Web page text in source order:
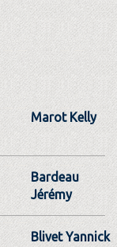
Marot Kelly
Bardeau
Jérémy
Blivet Yannick